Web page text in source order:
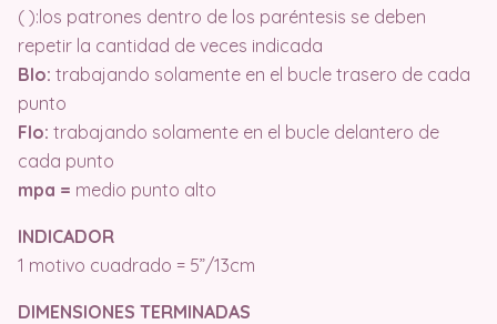
( ):los patrones dentro de los paréntesis se deben
repetir la cantidad de veces indicada
Blo: trabajando solamente en el bucle trasero de cada
punto
Flo: trabajando solamente en el bucle delantero de
cada punto
mpa = medio punto alto
INDICADOR
1 motivo cuadrado = 5”/13cm
DIMENSIONES TERMINADAS